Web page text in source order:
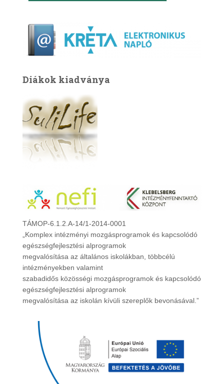
Diákok kiadványa
TÁMOP-6.1.2.A-14/1-2014-0001
„Komplex intézményi mozgásprogramok és kapcsolódó
egészségfejlesztési alprogramok
megvalósítása az általános iskolákban, többcélú
intézményekben valamint
szabadidős közösségi mozgásprogramok és kapcsolódó
egészségfejlesztési alprogramok
megvalósítása az iskolán kívüli szereplők bevonásával.”